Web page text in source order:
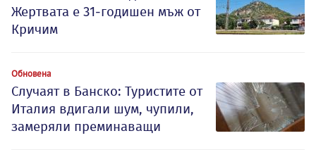
Жертвата е 31-годишен мъж от
Кричим
Обновена
Случаят в Банско: Туристите от
Италия вдигали шум, чупили,
замеряли преминаващи